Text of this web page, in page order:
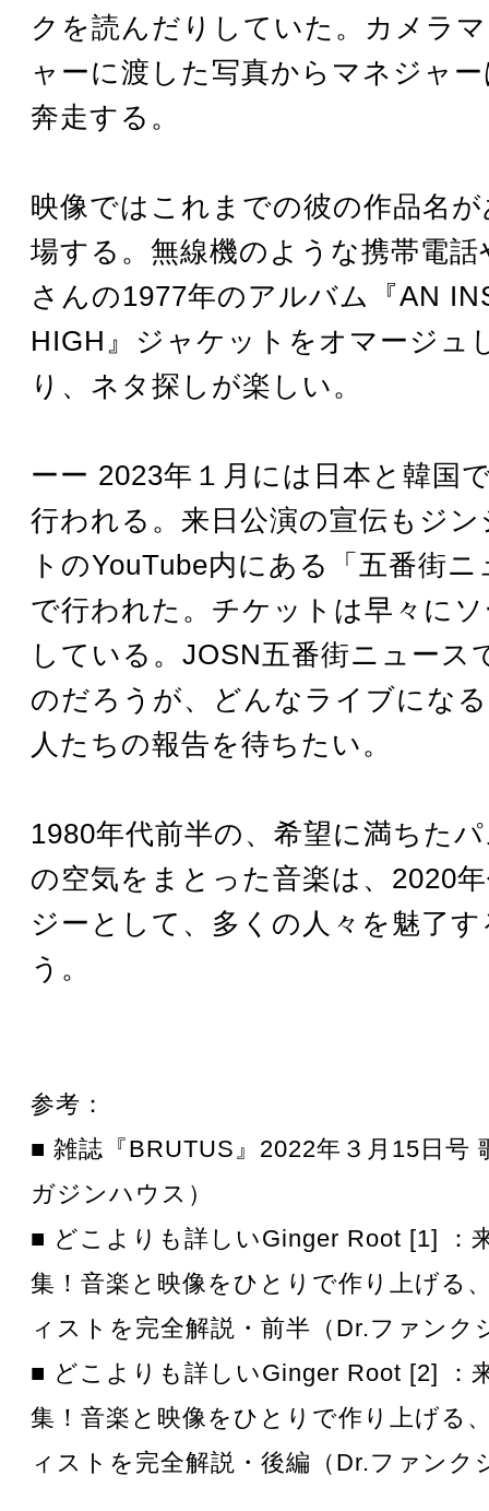
クを読んだりしていた。カメラ
ャーに渡した写真からマネジャ
奔走する。
映像ではこれまでの彼の作品名
場する。無線機のような携帯電話
さんの1977年のアルバム『AN
HIGH』ジャケットをオマージュ
り、ネタ探しが楽しい。
ーー 2023年１月には日本と韓国
行われる。来日公演の宣伝もジ
トのYouTube内にある「五番街
で行われた。チケットは早々に
している。JOSN五番街ニュース
のだろうが、どんなライブにな
人たちの報告を待ちたい。
1980年代前半の、希望に満ちた
の空気をまとった音楽は、2020
ジーとして、多くの人々を魅了
う。
参考：
■ 雑誌『BRUTUS』2022年３月15日号
ガジンハウス）
■ どこよりも詳しいGinger Root [1] ：
集！音楽と映像をひとりで作り上げる
ィストを完全解説・前半（Dr.ファンク
■ どこよりも詳しいGinger Root [2] ：
集！音楽と映像をひとりで作り上げる
ィストを完全解説・後編（Dr.ファンク